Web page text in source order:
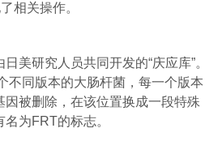
相关操作。
美研究人员共同开发的“庆应库”。
不同版本的大肠杆菌，每一个版本
因被删除，在该位置换成一段特殊
为FRT的标志。